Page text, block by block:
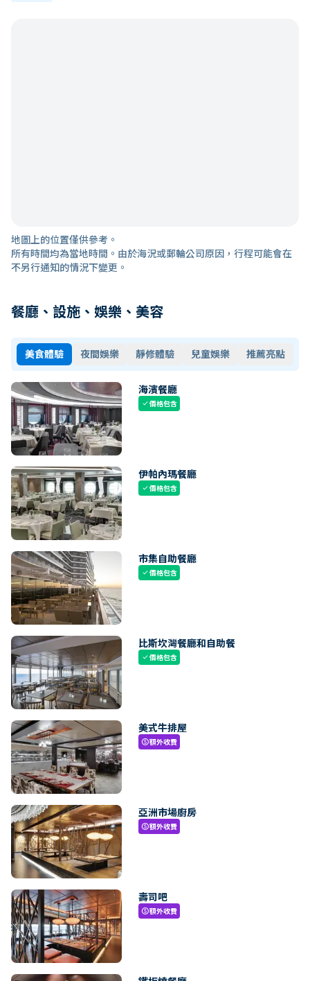
地圖上的位置僅供參考。
所有時間均為當地時間。由於海況或郵輪公司原因，行程可能會在
不另行通知的情況下變更。
餐廳、設施、娛樂、美容
美食體驗 夜間娛樂 靜修體驗 兒童娛樂 推薦亮點
海濱餐廳
check價格包含
伊帕內瑪餐廳
check價格包含
市集自助餐廳
check價格包含
比斯坎灣餐廳和自助餐
check價格包含
美式牛排屋
paid額外收費
亞洲市場廚房
paid額外收費
壽司吧
paid額外收費